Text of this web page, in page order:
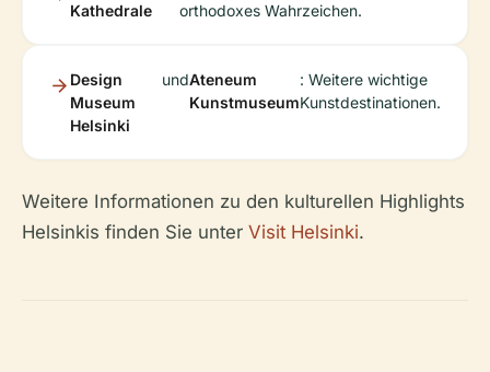
Kathedrale
orthodoxes Wahrzeichen.
Design
Museum
Helsinki
undAteneum
Kunstmuseum
: Weitere wichtige
Kunstdestinationen.
Weitere Informationen zu den kulturellen Highlights
Helsinkis finden Sie unter Visit Helsinki.